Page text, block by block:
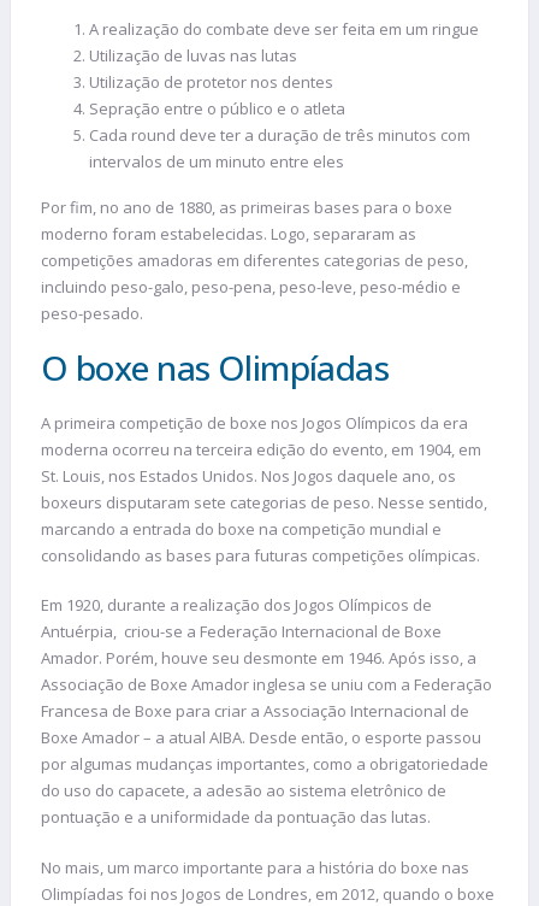
A realização do combate deve ser feita em um ringue
Utilização de luvas nas lutas
Utilização de protetor nos dentes
Sepração entre o público e o atleta
Cada round deve ter a duração de três minutos com
intervalos de um minuto entre eles
Por fim, no ano de 1880, as primeiras bases para o boxe
moderno foram estabelecidas. Logo, separaram as
competições amadoras em diferentes categorias de peso,
incluindo peso-galo, peso-pena, peso-leve, peso-médio e
peso-pesado.
O boxe nas Olimpíadas
A primeira competição de boxe nos Jogos Olímpicos da era
moderna ocorreu na terceira edição do evento, em 1904, em
St. Louis, nos Estados Unidos. Nos Jogos daquele ano, os
boxeurs disputaram sete categorias de peso. Nesse sentido,
marcando a entrada do boxe na competição mundial e
consolidando as bases para futuras competições olímpicas.
Em 1920, durante a realização dos Jogos Olímpicos de
Antuérpia, criou-se a Federação Internacional de Boxe
Amador. Porém, houve seu desmonte em 1946. Após isso, a
Associação de Boxe Amador inglesa se uniu com a Federação
Francesa de Boxe para criar a Associação Internacional de
Boxe Amador – a atual AIBA. Desde então, o esporte passou
por algumas mudanças importantes, como a obrigatoriedade
do uso do capacete, a adesão ao sistema eletrônico de
pontuação e a uniformidade da pontuação das lutas.
No mais, um marco importante para a história do boxe nas
Olimpíadas foi nos Jogos de Londres, em 2012, quando o boxe